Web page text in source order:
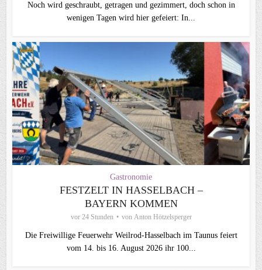
Noch wird geschraubt, getragen und gezimmert, doch schon in
wenigen Tagen wird hier gefeiert: In...
Gastronomie
FESTZELT IN HASSELBACH –
BAYERN KOMMEN
vor 24 Stunden von Anton Hötzelsperger
Die Freiwillige Feuerwehr Weilrod-Hasselbach im Taunus feiert
vom 14. bis 16. August 2026 ihr 100...